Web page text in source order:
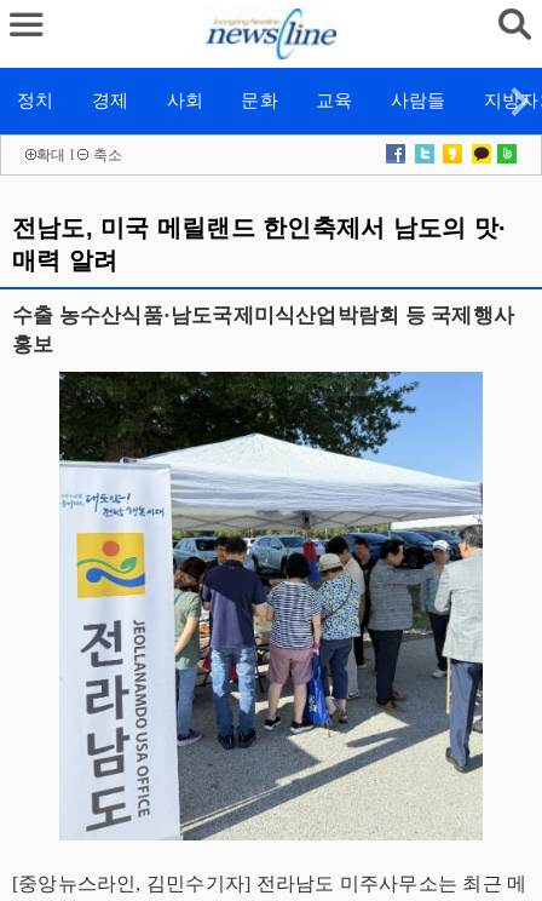
정치 경제 사회 문화 교육 사람들 지방
확대 l 축소
전남도, 미국 메릴랜드 한인축제서 남도의 맛·
매력 알려
수출 농수산식품·남도국제미식산업박람회 등 국제행사
홍보
[중앙뉴스라인, 김민수기자] 전라남도 미주사무소는 최근 메